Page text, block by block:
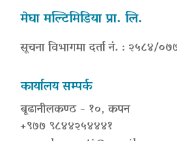
मेघा मल्टिमिडिया प्रा. लि.
सूचना विभागमा दर्ता नं. : २५८४/
कार्यालय सम्पर्क
बूढानीलकण्ठ - १०, कपन
+९७७ ९८४४२५४४४१